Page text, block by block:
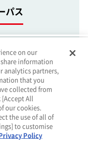
パス
でありつづけるサ
れたパーパスだと
社会、人と世界が
す。その世界の実
となることを期待
on our
information
analytics partners,
that you
collected from
All
our cookies.
the use of all of
to customise
Policy